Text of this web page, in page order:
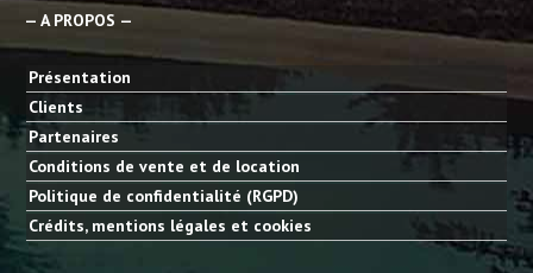
— A PROPOS —
Présentation
Clients
Partenaires
Conditions de vente et de location
Politique de confidentialité (RGPD)
Crédits, mentions légales et cookies